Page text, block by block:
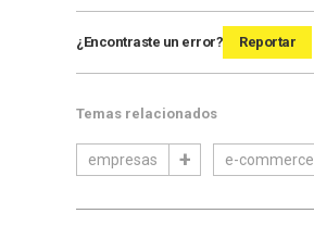
¿Encontraste un error? Reportar
Temas relacionados
empresas e-commerce